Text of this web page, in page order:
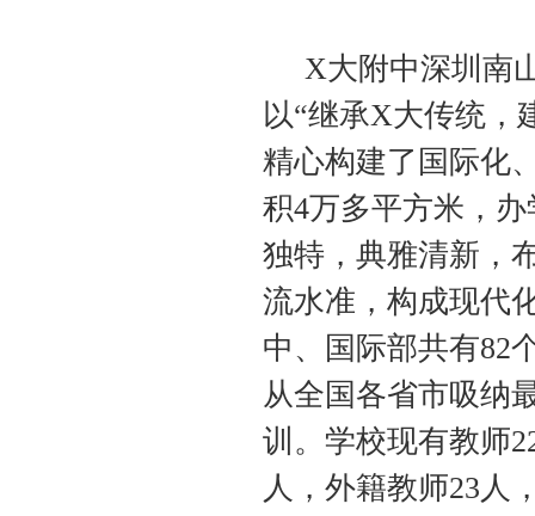
X大附中深圳南
以“继承X大传统，
精心构建了国际化
积4万多平方米，
独特，典雅清新，
流水准，构成现代
中、国际部共有82
从全国各省市吸纳
训。学校现有教师
人，外籍教师23人